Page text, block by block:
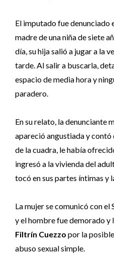
El imputado fue denunciado
madre de una niña de siete
día, su hija salió a jugar a la
tarde. Al salir a buscarla,
espacio de media hora y
paradero.
En su relato, la denunciante
apareció angustiada y contó
de la cuadra, le había
ingresó a la vivienda del
tocó en sus partes íntimas y
La mujer se comunicó con el
y el hombre fue demorado
Filtrín Cuezzo por la
abuso sexual simple.